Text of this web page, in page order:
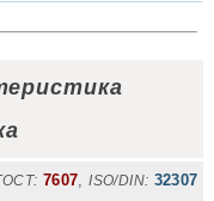
7607,ISO/DIN: 32307